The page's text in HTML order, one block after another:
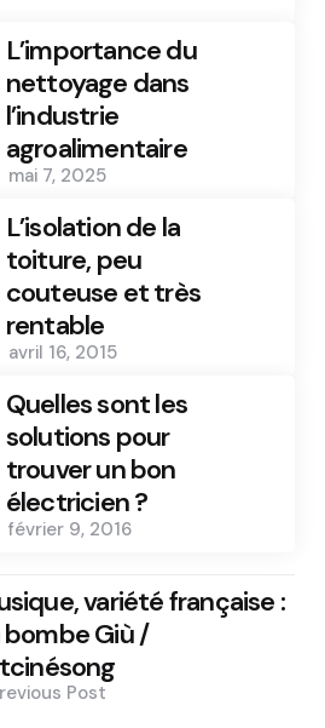
L’importance du
nettoyage dans
l’industrie
agroalimentaire
mai 7, 2025
L’isolation de la
toiture, peu
couteuse et très
rentable
avril 16, 2015
Quelles sont les
solutions pour
trouver un bon
électricien ?
février 9, 2016
variété française :
bombe Giù /
Post